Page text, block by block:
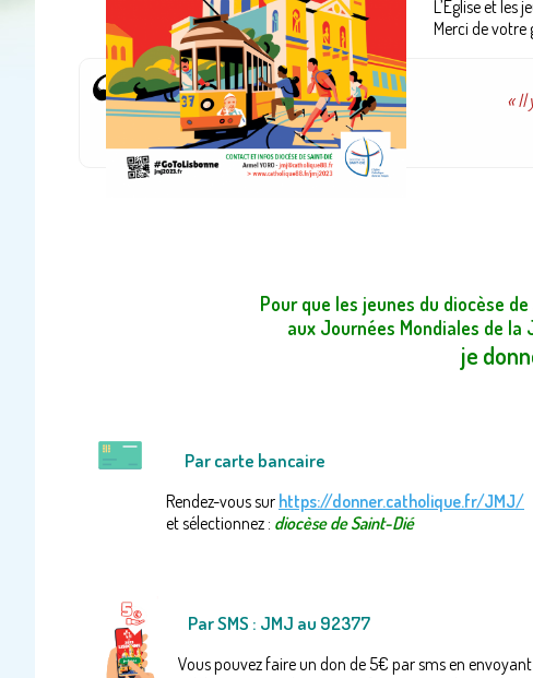
L’Église et les
Merci de votre
« Il
Pour que les jeunes du diocèse
aux Journées Mondiales de la
je
Par carte bancaire
Rendez-vous sur https://donner.catholique.fr/JMJ/
et sélectionnez : diocèse de Saint-Dié
Par SMS : JMJ au 92377
Vous pouvez faire un don de 5€ par sms en